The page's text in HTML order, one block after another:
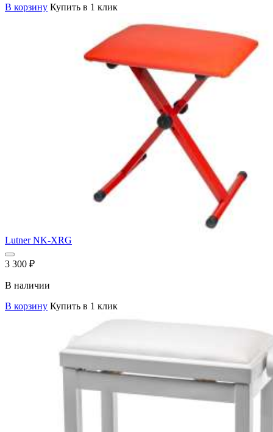
В корзину Купить в 1 клик
Lutner NK-XRG
3 300 ₽
В наличии
В корзину Купить в 1 клик